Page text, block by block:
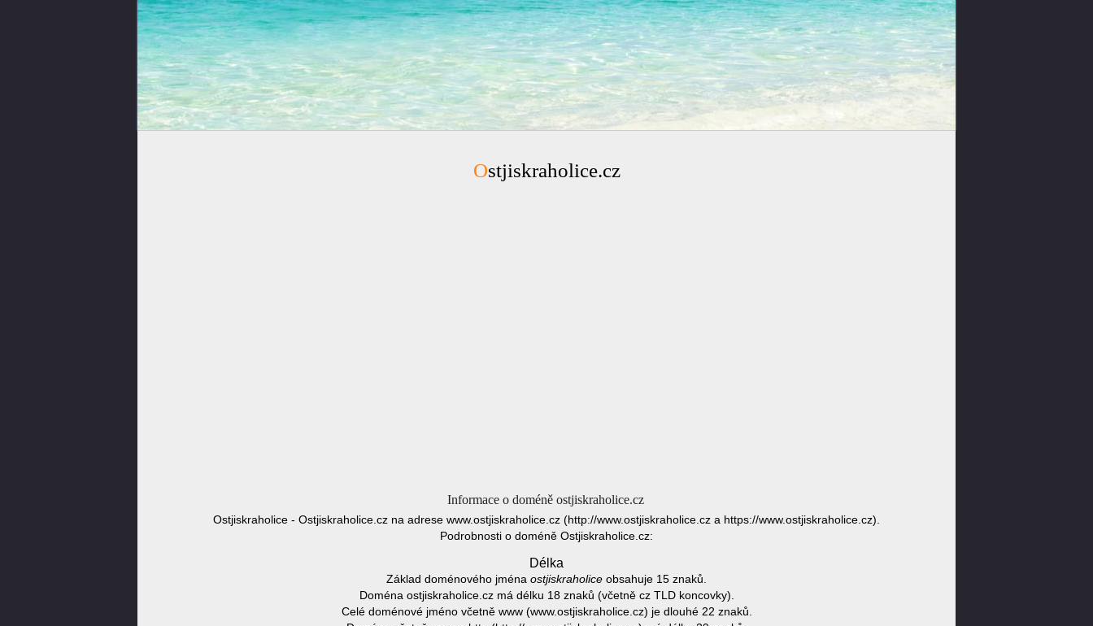
Ostjiskraholice.cz
Informace o doméně ostjiskraholice.cz
Ostjiskraholice - Ostjiskraholice.cz na adrese www.ostjiskraholice.cz (http://www.ostjiskraholice.cz a https://www.ostjiskraholice.cz).
Podrobnosti o doméně Ostjiskraholice.cz:
Délka
Základ doménového jména ostjiskraholice obsahuje 15 znaků.
Doména ostjiskraholice.cz má délku 18 znaků (včetně cz TLD koncovky).
Celé doménové jméno včetně www (www.ostjiskraholice.cz) je dlouhé 22 znaků.